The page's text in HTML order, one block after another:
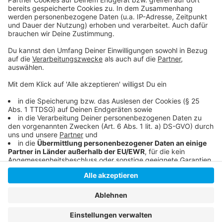
so lustig wie immer.
Anzeige
Anzeige
Anzeige